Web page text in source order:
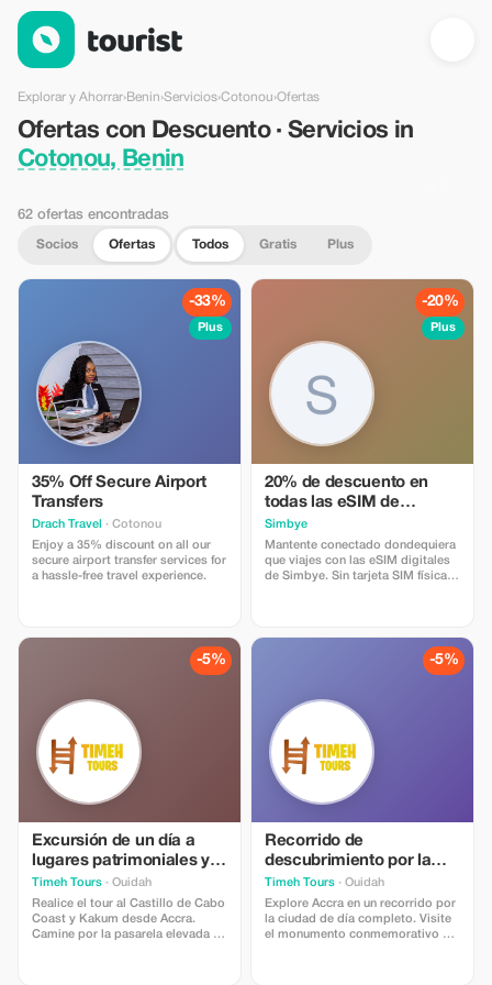
Ofertas con Descuento · Servicios in Cotonou, Benin — Tourist
Explorar y Ahorrar›Benin›Servicios›Cotonou›Ofertas
Ofertas con Descuento · Servicios in
Cotonou, Benin
62 ofertas encontradas
Socios Ofertas Todos Gratis Plus
-33%
Plus
35% Off Secure Airport
Transfers
Drach Travel
· Cotonou
Enjoy a 35% discount on all our
secure airport transfer services for
a hassle-free travel experience.
-20%
Plus
20% de descuento en
todas las eSIM de
Simbye
Simbye
Mantente conectado dondequiera
que viajes con las eSIM digitales
de Simbye. Sin tarjeta SIM física ni
descuento en todos los planes de
datos de eSIM al usar el código
TOUR20 al finalizar la compra o a
viajeros adoran Simbye por su
fácil configuración, conexión
rápida y cobertura global
asequible.
-5%
Excursión de un día a
lugares patrimoniales y
naturales: Castillo de
Cabo Coast y Parque
Nacional Kakum Regreso
al hogar
Timeh Tours · Ouidah
Realice el tour al Castillo de Cabo
Coast y Kakum desde Accra.
Camine por la pasarela elevada en
-5%
Recorrido de
descubrimiento por la
ciudad de Accra
Timeh Tours · Ouidah
Explore Accra en un recorrido por
la ciudad de día completo. Visite
el monumento conmemorativo de